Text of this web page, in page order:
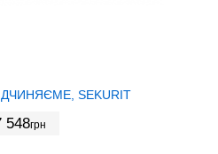
SEKURIT
548грн